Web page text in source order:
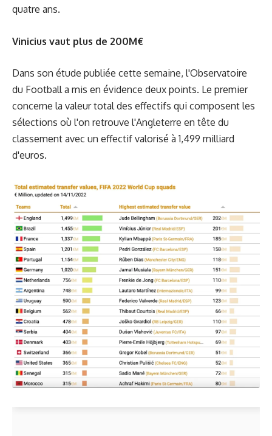
quatre ans.
Vinicius vaut plus de 200M€
Dans son étude publiée cette semaine, l'Observatoire
du Football a mis en évidence deux points. Le premier
concerne la valeur total des effectifs qui composent les
sélections où l'on retrouve l'Angleterre en tête du
classement avec un effectif valorisé à 1,499 milliard
d'euros.